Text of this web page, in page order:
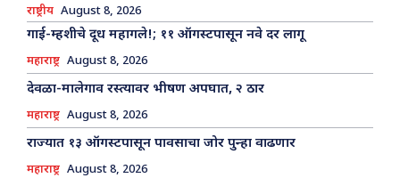
राष्ट्रीय August 8, 2026
गाई-म्हशीचे दूध महागले!; ११ ऑगस्टपासून नवे दर लागू
महाराष्ट्र August 8, 2026
देवळा-मालेगाव रस्त्यावर भीषण अपघात, २ ठार
महाराष्ट्र August 8, 2026
राज्यात १३ ऑगस्टपासून पावसाचा जोर पुन्हा वाढणार
महाराष्ट्र August 8, 2026